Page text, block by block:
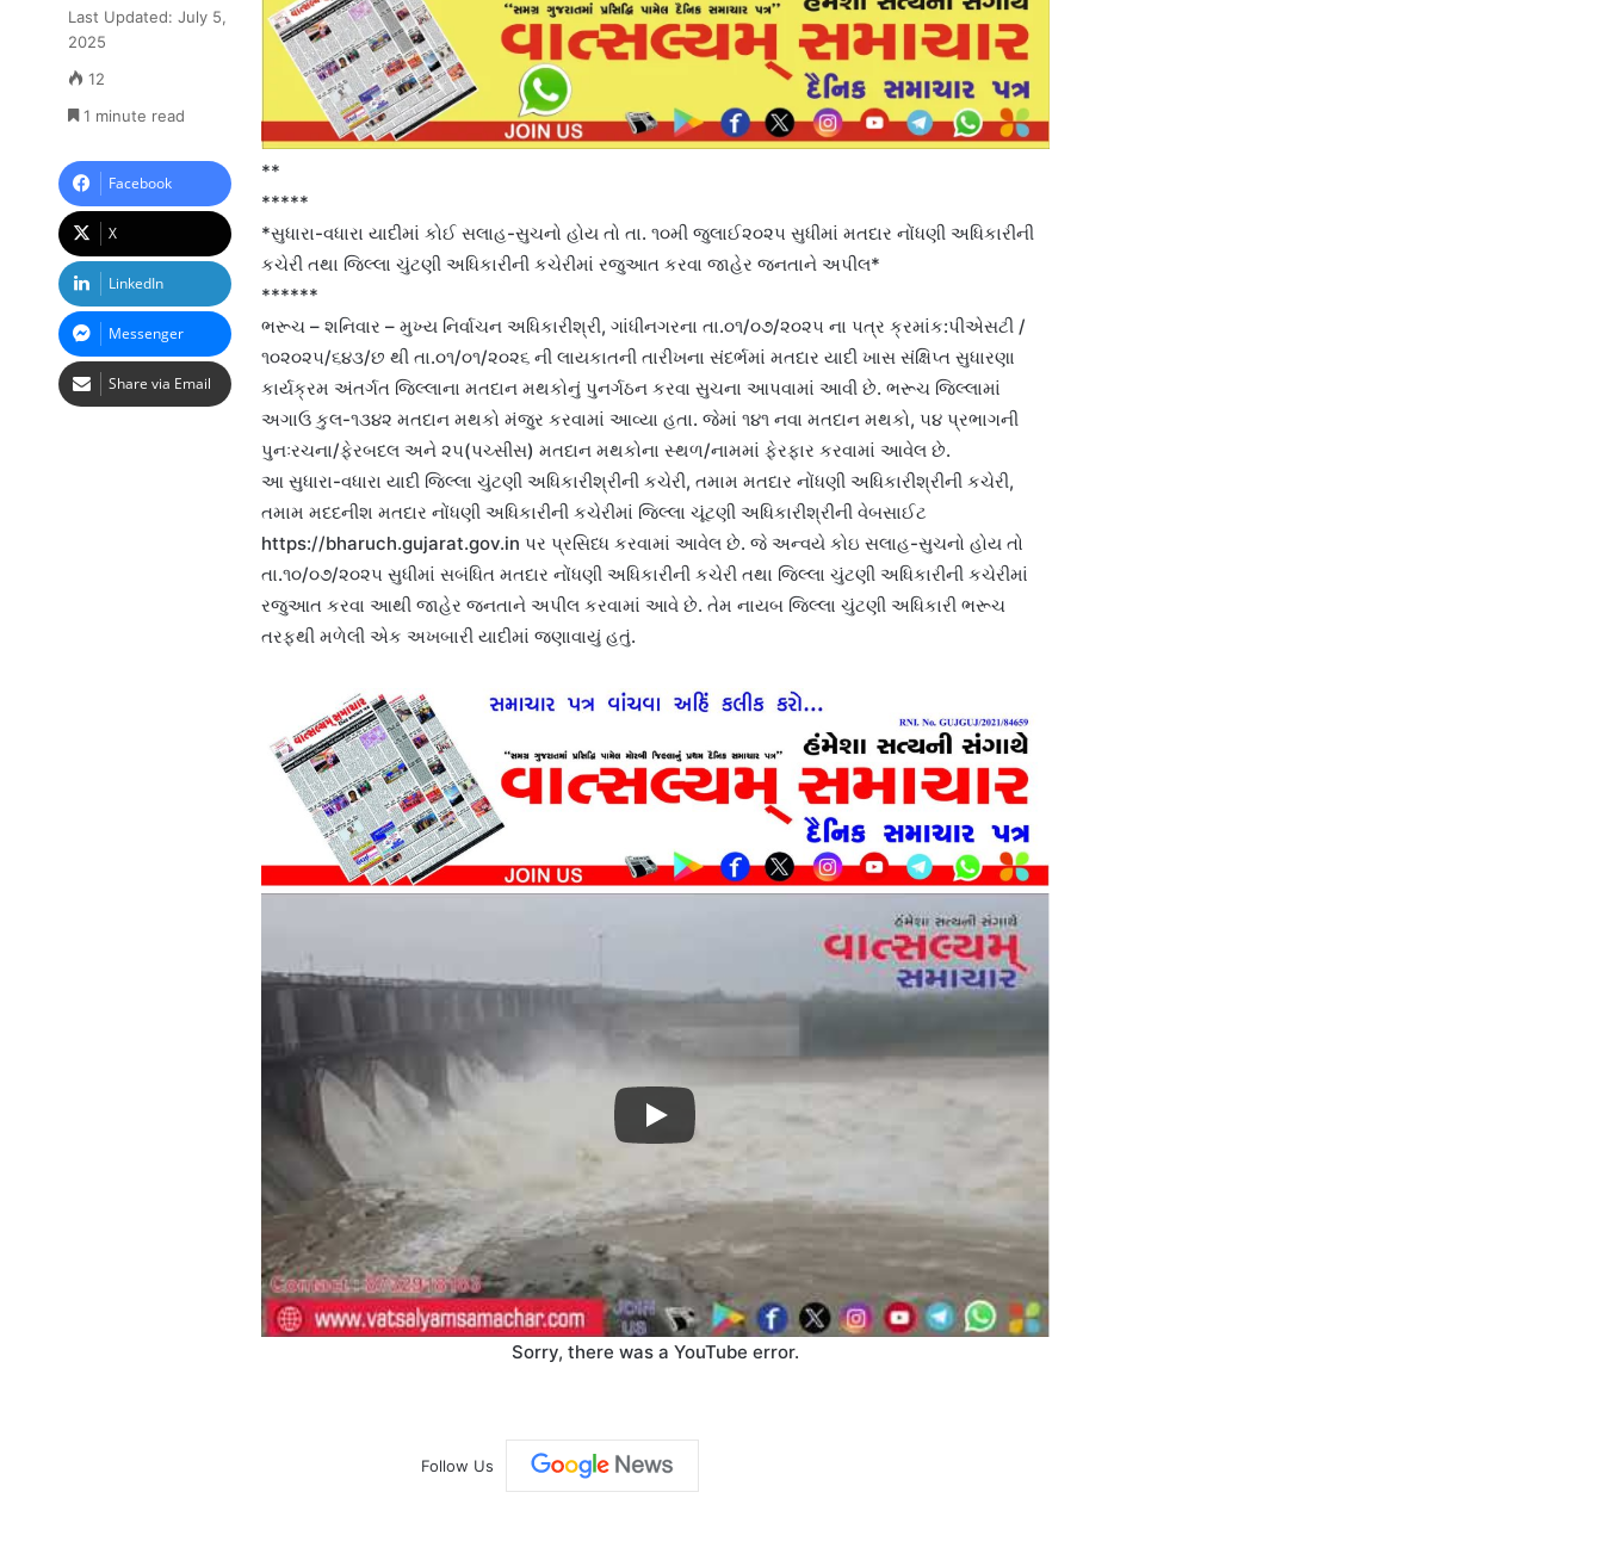
**
*****
*સુધારા-વધારા યાદીમાં કોઈ સલાહ-સુચનો હોય તો તા. ૧૦મી જુલાઈ૨૦૨૫ સુધીમાં મતદાર નોંધણી અધિકારીની
કચેરી તથા જિલ્લા ચુંટણી અધિકારીની કચેરીમાં રજુઆત કરવા જાહેર જનતાને અપીલ*
******
ભરૂચ – શનિવાર – મુખ્ય નિર્વાચન અધિકારીશ્રી, ગાંધીનગરના તા.૦૧/૦૭/૨૦૨૫ ના પત્ર ક્રમાંક:પીએસટી /
૧૦૨૦૨૫/૬૪૩/છ થી તા.૦૧/૦૧/૨૦૨૬ ની લાયકાતની તારીખના સંદર્ભમાં મતદાર યાદી ખાસ સંક્ષિપ્ત સુધારણા
કાર્યક્રમ અંતર્ગત જિલ્લાના મતદાન મથકોનું પુનર્ગઠન કરવા સુચના આપવામાં આવી છે. ભરૂચ જિલ્લામાં
અગાઉ કુલ-૧૩૪૨ મતદાન મથકો મંજુર કરવામાં આવ્યા હતા. જેમાં ૧૪૧ નવા મતદાન મથકો, ૫૪ પ્રભાગની
પુનઃરચના/ફેરબદલ અને ૨૫(પચ્સીસ) મતદાન મથકોના સ્થળ/નામમાં ફેરફાર કરવામાં આવેલ છે.
આ સુધારા-વધારા યાદી જિલ્લા ચુંટણી અધિકારીશ્રીની કચેરી, તમામ મતદાર નોંધણી અધિકારીશ્રીની કચેરી,
તમામ મદદનીશ મતદાર નોંધણી અધિકારીની કચેરીમાં જિલ્લા ચૂંટણી અધિકારીશ્રીની વેબસાઈટ
https://bharuch.gujarat.gov.in પર પ્રસિધ્ધ કરવામાં આવેલ છે. જે અન્વયે કોઇ સલાહ-સુચનો હોય તો
તા.૧૦/૦૭/૨૦૨૫ સુધીમાં સબંધિત મતદાર નોંધણી અધિકારીની કચેરી તથા જિલ્લા ચુંટણી અધિકારીની કચેરીમાં
રજુઆત કરવા આથી જાહેર જનતાને અપીલ કરવામાં આવે છે. તેમ નાયબ જિલ્લા ચુંટણી અધિકારી ભરૂચ
તરફથી મળેલી એક અખબારી યાદીમાં જણાવાયું હતું.
Sorry, there was a YouTube error.
Last Updated: July 5,
2025
12
1 minute read
Facebook
X
LinkedIn
Messenger
Share via Email
Follow Us